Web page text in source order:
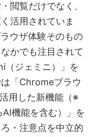
閲覧だけでなく、
活用されていま
ウザ体験そのもの
かでも注目されて
（ジェミニ）」を
「Chromeブラウ
用した新機能（※
機能を含む）」を
・注意点を中立的